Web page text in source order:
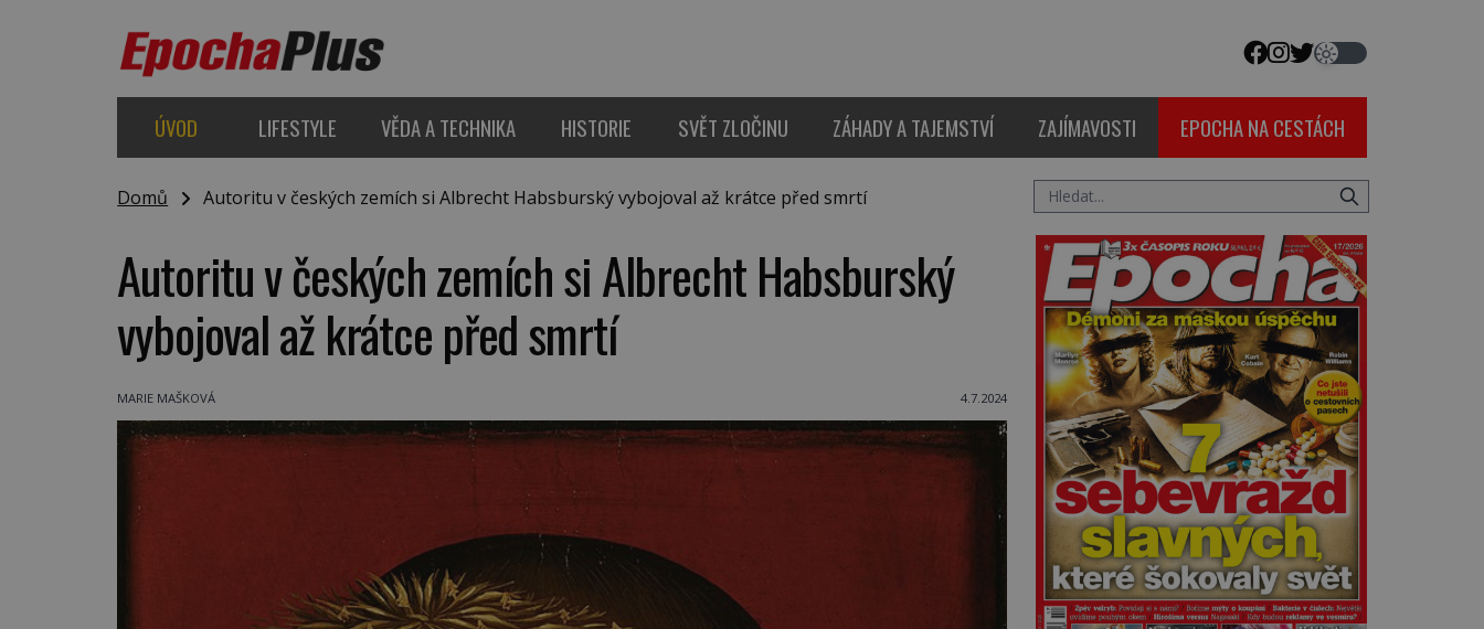
ÚVOD LIFESTYLE VĚDA A TECHNIKA HISTORIE SVĚT ZLOČINU ZÁHADY A TAJEMSTVÍ ZAJÍMAVOSTI EPOCHA NA CESTÁCH
Domů Autoritu v českých zemích si Albrecht Habsburský vybojoval až krátce před smrtí
Autoritu v českých zemích si Albrecht Habsburský
vybojoval až krátce před smrtí
MARIE MAŠKOVÁ 4.7.2024